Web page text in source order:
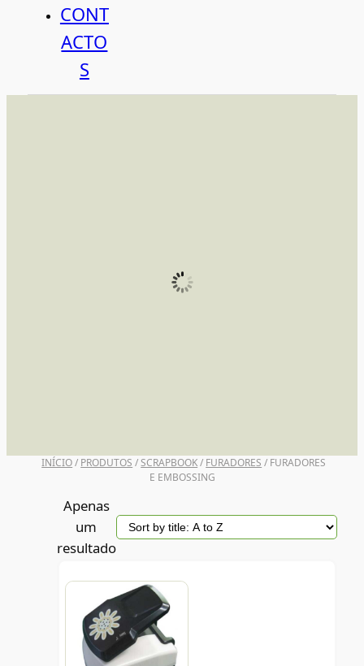
CONT
ACTO
S
INÍCIO/ PRODUTOS /SCRAPBOOK/ FURADORES / FURADORES
E EMBOSSING
Apenas
um
resultado